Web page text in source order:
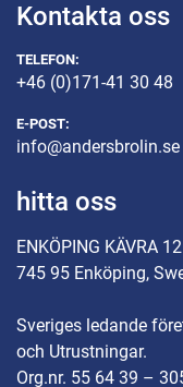
Kontakta oss
TELEFON:
+46 (0)171-41 30 48
E-POST:
info@andersbrolin.se
hitta oss
ENKÖPING KÄVRA 12
745 95 Enköping,
Sveriges ledande
och Utrustningar.
Org.nr. 55 64 39 –